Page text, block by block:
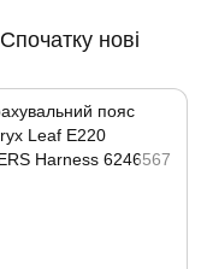
Спочатку нові